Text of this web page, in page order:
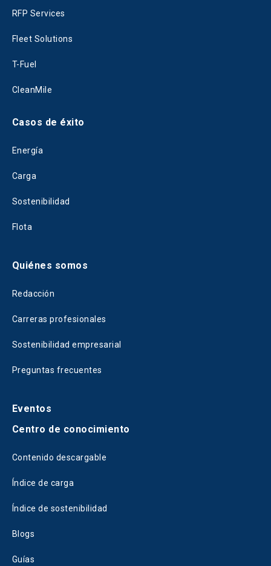
RFP Services
Fleet Solutions
T-Fuel
CleanMile
Casos de éxito
Energía
Carga
Sostenibilidad
Flota
Quiénes somos
Redacción
Carreras profesionales
Sostenibilidad empresarial
Preguntas frecuentes
Eventos
Centro de conocimiento
Contenido descargable
Índice de carga
Índice de sostenibilidad
Blogs
Guías